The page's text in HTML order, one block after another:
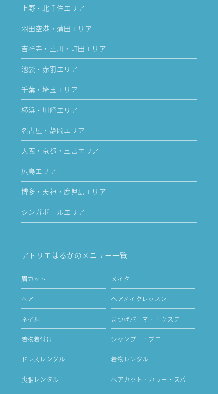
上野・北千住エリア
羽田空港・蒲田エリア
吉祥寺・立川・町田エリア
池袋・赤羽エリア
千葉・埼玉エリア
横浜・川崎エリア
名古屋・静岡エリア
大阪・京都・三宮エリア
広島エリア
博多・天神・鹿児島エリア
シンガポールエリア
アトリエはるかのメニュー一覧
眉カット メイク
ヘア ヘアメイクレッスン
ネイル まつげパーマ・エクステ
着物着付け シャンプー・ブロー
ドレスレンタル 着物レンタル
喪服レンタル ヘアカット・カラー・スパ